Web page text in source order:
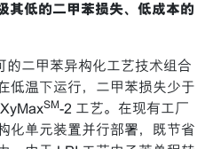
其低的二甲苯损失、低成本的
的二甲苯异构化工艺技术组合
低温下运行，二甲苯损失少于
SM-2 工艺。在现有工厂
化单元装置并行部署，既节省